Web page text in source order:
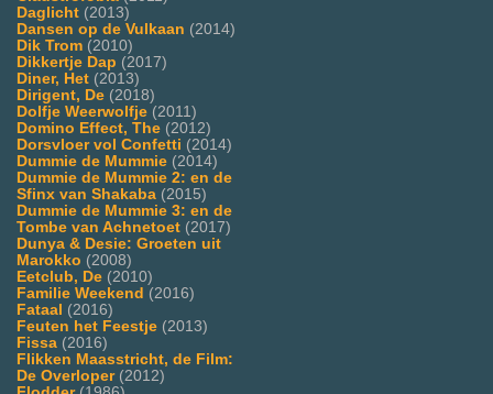
Daglicht (2013)
Dansen op de Vulkaan (2014)
Dik Trom (2010)
Dikkertje Dap (2017)
Diner, Het (2013)
Dirigent, De (2018)
Dolfje Weerwolfje (2011)
Domino Effect, The (2012)
Dorsvloer vol Confetti (2014)
Dummie de Mummie (2014)
Dummie de Mummie 2: en de
Sfinx van Shakaba (2015)
Dummie de Mummie 3: en de
Tombe van Achnetoet (2017)
Dunya & Desie: Groeten uit
Marokko (2008)
Eetclub, De (2010)
Familie Weekend (2016)
Fataal (2016)
Feuten het Feestje (2013)
Fissa (2016)
Flikken Maasstricht, de Film:
De Overloper(2012)